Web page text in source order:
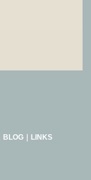
BLOG｜ LINKS